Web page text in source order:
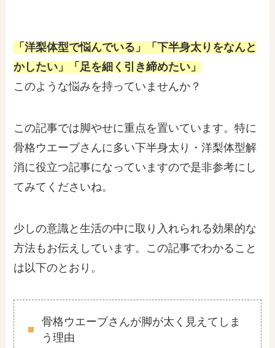
「洋梨体型で悩んでいる」「下半身太りをなんと
かしたい」「足を細く引き締めたい」
このような悩みを持っていませんか？
この記事では脚やせに重点を置いています。特に
骨格ウエーブさんに多い下半身太り・洋梨体型解
消に役立つ記事になっていますので是非参考にし
てみてくださいね。
少しの意識と生活の中に取り入れられる効果的な
方法もお伝えしています。この記事でわかること
は以下のとおり。
骨格ウエーブさんが脚が太く見えてしま
う理由